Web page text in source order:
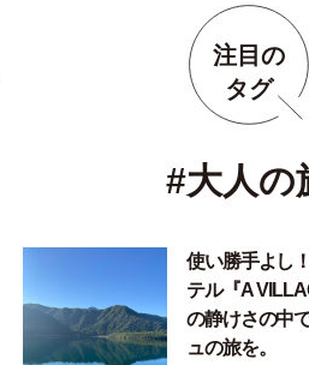
注目の
タグ
#大人の
使い勝手よし
テル『A
の静けさの中
ュの旅を。